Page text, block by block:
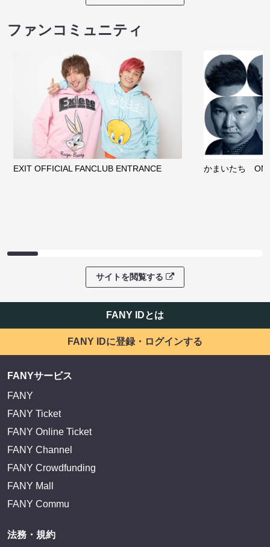
ファンコミュニティ
EXIT OFFICIAL FANCLUB ENTRANCE かまいたち
サイトを閲覧する
FANY IDとは
FANY IDに登録・ログインする
FANYサービス
FANY
FANY Ticket
FANY Online Ticket
FANY Channel
FANY Crowdfunding
FANY Mall
FANY Commu
法務・規約